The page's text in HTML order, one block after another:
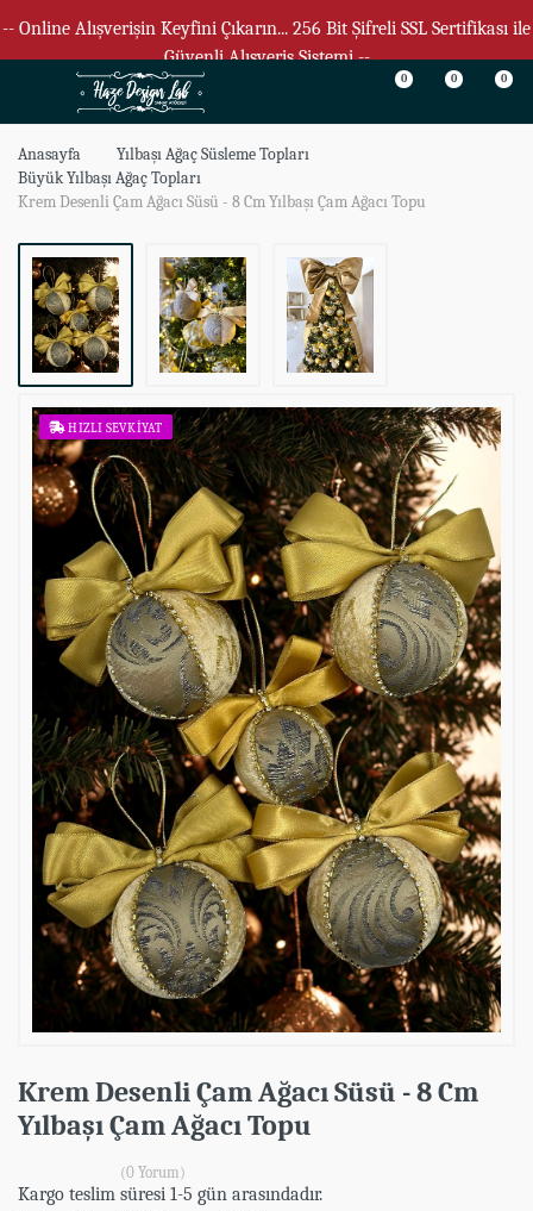
-- Online Alışverişin Keyfini Çıkarın... 256 Bit Şifreli SSL Sertifikası ile
Güvenli Alışveriş Sistemi --
0 0 0
Anasayfa
Yılbaşı Ağaç Süsleme Topları
Büyük Yılbaşı Ağaç Topları
Krem Desenli Çam Ağacı Süsü - 8 Cm Yılbaşı Çam Ağacı Topu
HIZLI SEVKIYAT
Krem Desenli Çam Ağacı Süsü - 8 Cm
Yılbaşı Çam Ağacı Topu
(0 Yorum)
Kargo teslim süresi 1-5 gün arasındadır.